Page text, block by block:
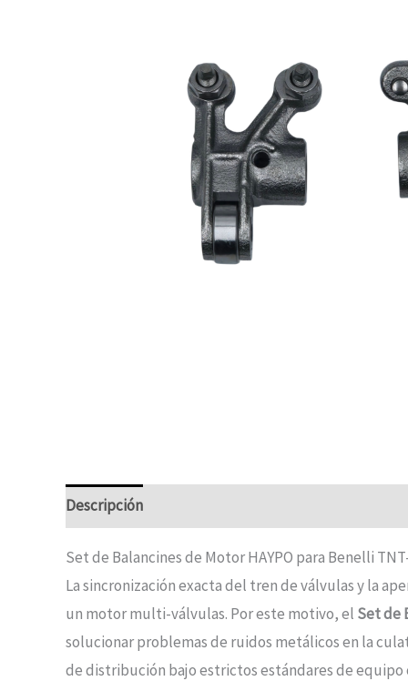
Descripción
Set de Balancines de Motor HAYPO para Benelli
La sincronización exacta del tren de válvulas y la
un motor multi-válvulas. Por este motivo, el Set de
solucionar problemas de ruidos metálicos en la
de distribución bajo estrictos estándares de